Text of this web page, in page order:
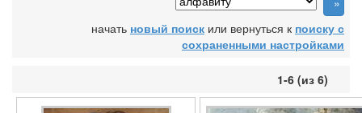
начать новый поиск или вернуться к поиску с
сохраненными настройками
1-6 (из 6)